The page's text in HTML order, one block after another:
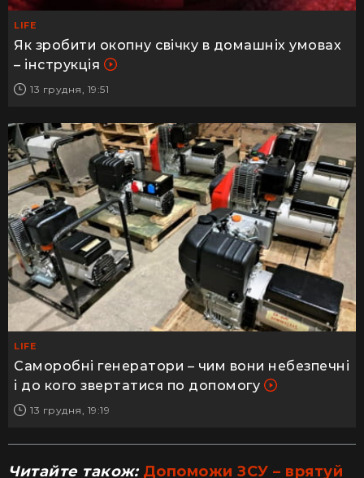
LIFE
Як зробити окопну свічку в домашніх умовах
– інструкція
13 грудня, 19:51
LIFE
Саморобні генератори – чим вони небезпечні
і до кого звертатися по допомогу
13 грудня, 19:19
Читайте також: Допоможи ЗСУ – врятуй